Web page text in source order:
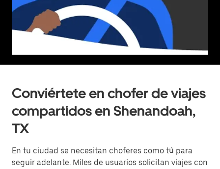
Conviértete en chofer de viajes
compartidos en Shenandoah,
TX
En tu ciudad se necesitan choferes como tú para
seguir adelante. Miles de usuarios solicitan viajes con